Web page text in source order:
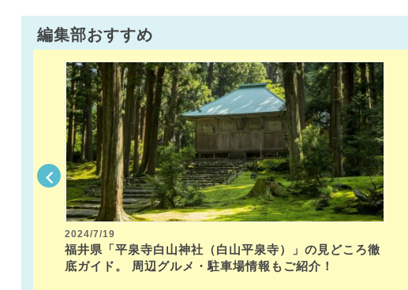
編集部おすすめ
2024/7/19
福井県「平泉寺白山神社（白山平泉寺）」の見どころ徹
底ガイド。 周辺グルメ・駐車場情報もご紹介！